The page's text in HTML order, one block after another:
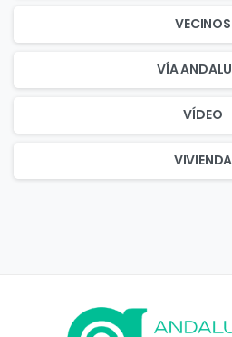
VECINOS
VÍA
VÍDEO
VIVIENDA